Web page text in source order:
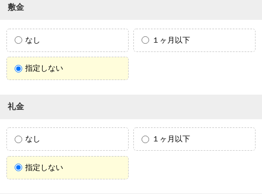
敷金
なし １ヶ月以下
指定しない
礼金
なし １ヶ月以下
指定しない